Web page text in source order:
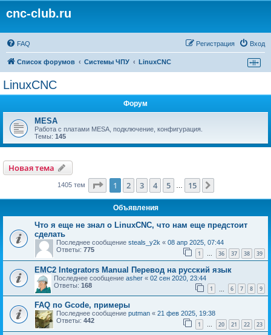
cnc-club.ru
FAQ Вход
Регистрация
Список форумов Системы ЧПУ LinuxCNC
LinuxCNC
Форум
MESA
Работа с платами MESA, подключение, конфигурация.
Темы: 145
Новая тема
1405 тем Страница из 15
1 2 3 4 5 15
Объявления
Что я еще не знал о LinuxCNC, что нам еще предстоит
сделать
Последнее сообщение steals_y2k « 08 апр 2025, 07:44
Ответы: 775 1 … 36 37 38 39
EMC2 Integrators Manual Перевод на русский язык
Последнее сообщение asher « 02 сен 2020, 23:44
Ответы: 168 1 6 7 8 9
FAQ по Gcode, примеры
Последнее сообщение putman « 21 фев 2025, 19:38
Ответы: 442 1 … 20 21 22 23